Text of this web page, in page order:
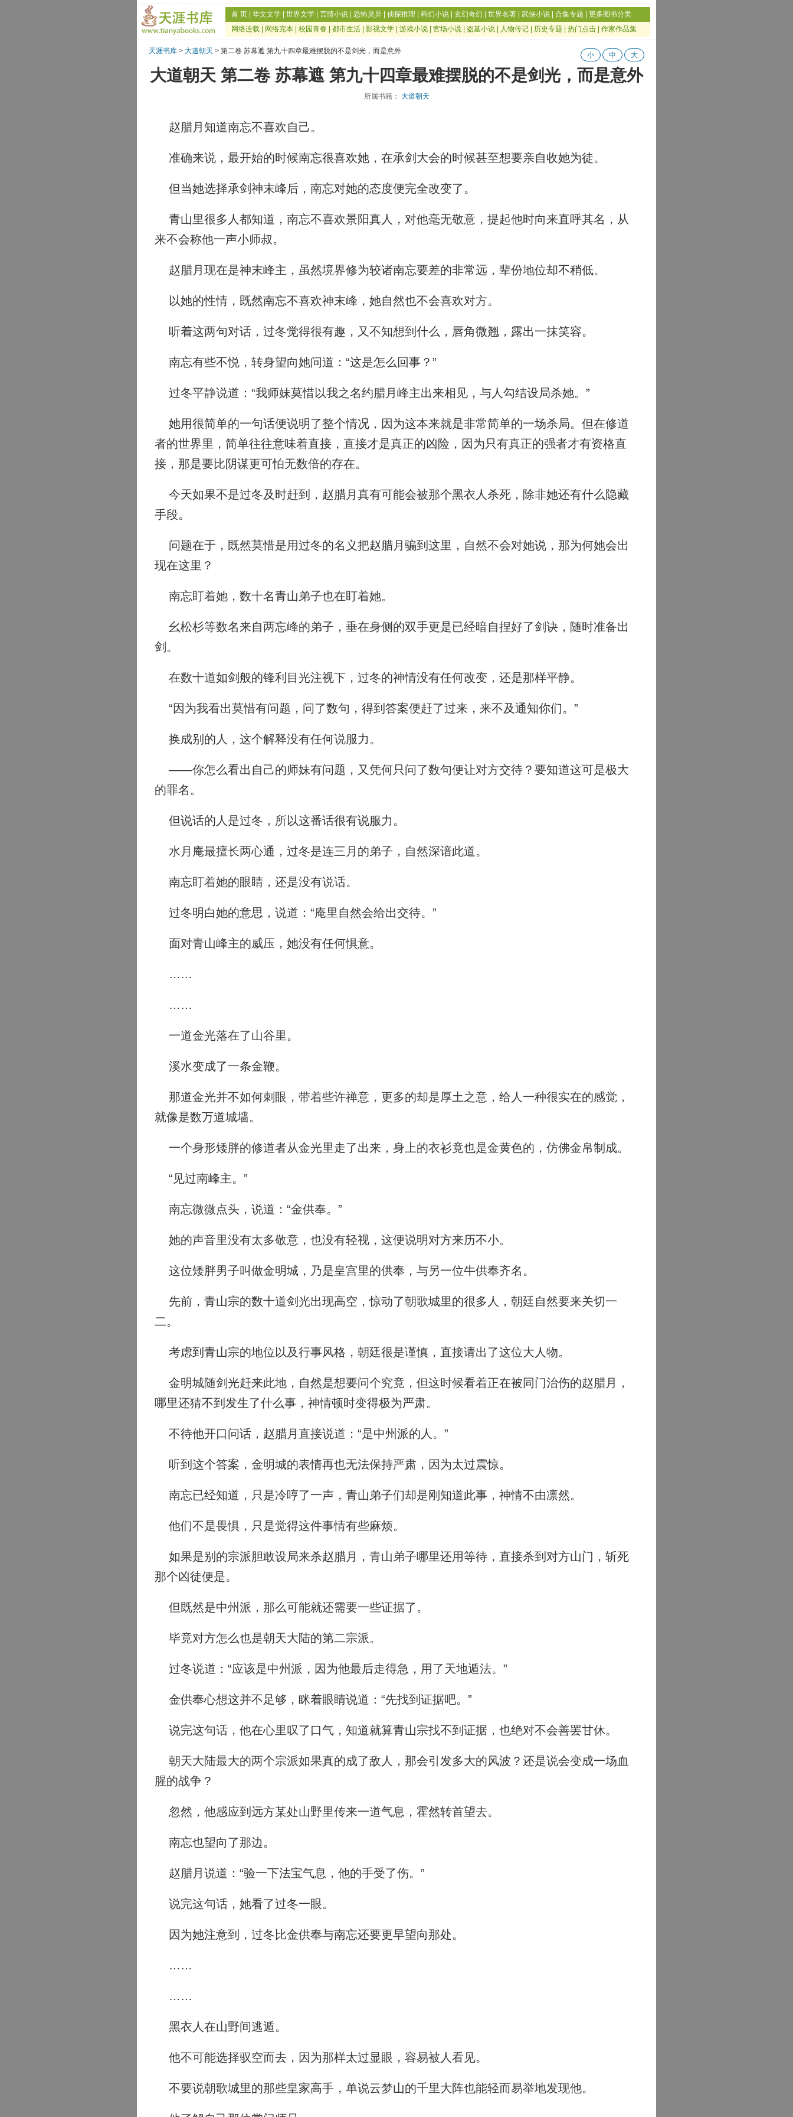
首 页 华文文学 世界文学 言情小说 恐怖灵异 侦探推理 科幻小说 玄幻奇幻 世界名著 武侠小说 合集专题
更多图书分类
网络连载
网络完本 校园青春 都市生活 影视文学 游戏小说 官场小说 盗墓小说 人物传记 历史专题 热门点击 作家作品集
天涯书库 > 大道朝天 > 第二卷 苏幕遮 第九十四章最难摆脱的不是剑光，而是意外 小 中 大
大道朝天 第二卷 苏幕遮 第九十四章最难摆脱的不是剑光，而是意外
所属书籍： 大道朝天
赵腊月知道南忘不喜欢自己。
准确来说，最开始的时候南忘很喜欢她，在承剑大会的时候甚至想要亲自收她为徒。
但当她选择承剑神末峰后，南忘对她的态度便完全改变了。
青山里很多人都知道，南忘不喜欢景阳真人，对他毫无敬意，提起他时向来直呼其名，从
来不会称他一声小师叔。
赵腊月现在是神末峰主，虽然境界修为较诸南忘要差的非常远，辈份地位却不稍低。
以她的性情，既然南忘不喜欢神末峰，她自然也不会喜欢对方。
听着这两句对话，过冬觉得很有趣，又不知想到什么，唇角微翘，露出一抹笑容。
南忘有些不悦，转身望向她问道：“这是怎么回事？”
过冬平静说道：“我师妹莫惜以我之名约腊月峰主出来相见，与人勾结设局杀她。”
她用很简单的一句话便说明了整个情况，因为这本来就是非常简单的一场杀局。但在修道
者的世界里，简单往往意味着直接，直接才是真正的凶险，因为只有真正的强者才有资格直
接，那是要比阴谋更可怕无数倍的存在。
今天如果不是过冬及时赶到，赵腊月真有可能会被那个黑衣人杀死，除非她还有什么隐藏
手段。
问题在于，既然莫惜是用过冬的名义把赵腊月骗到这里，自然不会对她说，那为何她会出
现在这里？
南忘盯着她，数十名青山弟子也在盯着她。
幺松杉等数名来自两忘峰的弟子，垂在身侧的双手更是已经暗自捏好了剑诀，随时准备出
剑。
在数十道如剑般的锋利目光注视下，过冬的神情没有任何改变，还是那样平静。
“因为我看出莫惜有问题，问了数句，得到答案便赶了过来，来不及通知你们。”
换成别的人，这个解释没有任何说服力。
——你怎么看出自己的师妹有问题，又凭何只问了数句便让对方交待？要知道这可是极大
的罪名。
但说话的人是过冬，所以这番话很有说服力。
水月庵最擅长两心通，过冬是连三月的弟子，自然深谙此道。
南忘盯着她的眼睛，还是没有说话。
过冬明白她的意思，说道：“庵里自然会给出交待。”
面对青山峰主的威压，她没有任何惧意。
……
……
一道金光落在了山谷里。
溪水变成了一条金鞭。
那道金光并不如何刺眼，带着些许禅意，更多的却是厚土之意，给人一种很实在的感觉，
就像是数万道城墙。
一个身形矮胖的修道者从金光里走了出来，身上的衣衫竟也是金黄色的，仿佛金帛制成。
“见过南峰主。”
南忘微微点头，说道：“金供奉。”
她的声音里没有太多敬意，也没有轻视，这便说明对方来历不小。
这位矮胖男子叫做金明城，乃是皇宫里的供奉，与另一位牛供奉齐名。
先前，青山宗的数十道剑光出现高空，惊动了朝歌城里的很多人，朝廷自然要来关切一
二。
考虑到青山宗的地位以及行事风格，朝廷很是谨慎，直接请出了这位大人物。
金明城随剑光赶来此地，自然是想要问个究竟，但这时候看着正在被同门治伤的赵腊月，
哪里还猜不到发生了什么事，神情顿时变得极为严肃。
不待他开口问话，赵腊月直接说道：“是中州派的人。”
听到这个答案，金明城的表情再也无法保持严肃，因为太过震惊。
南忘已经知道，只是冷哼了一声，青山弟子们却是刚知道此事，神情不由凛然。
他们不是畏惧，只是觉得这件事情有些麻烦。
如果是别的宗派胆敢设局来杀赵腊月，青山弟子哪里还用等待，直接杀到对方山门，斩死
那个凶徒便是。
但既然是中州派，那么可能就还需要一些证据了。
毕竟对方怎么也是朝天大陆的第二宗派。
过冬说道：“应该是中州派，因为他最后走得急，用了天地遁法。”
金供奉心想这并不足够，眯着眼睛说道：“先找到证据吧。”
说完这句话，他在心里叹了口气，知道就算青山宗找不到证据，也绝对不会善罢甘休。
朝天大陆最大的两个宗派如果真的成了敌人，那会引发多大的风波？还是说会变成一场血
腥的战争？
忽然，他感应到远方某处山野里传来一道气息，霍然转首望去。
南忘也望向了那边。
赵腊月说道：“验一下法宝气息，他的手受了伤。”
说完这句话，她看了过冬一眼。
因为她注意到，过冬比金供奉与南忘还要更早望向那处。
……
……
黑衣人在山野间逃遁。
他不可能选择驭空而去，因为那样太过显眼，容易被人看见。
不要说朝歌城里的那些皇家高手，单说云梦山的千里大阵也能轻而易举地发现他。